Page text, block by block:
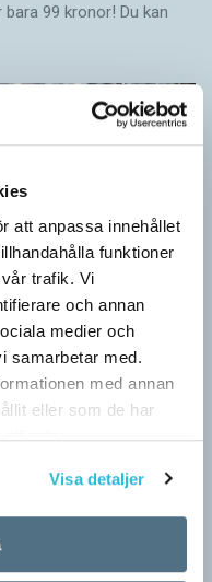
att anpassa innehållet
funktioner
trafik. Vi
och annan
medier och
samarbetar med.
med annan
eller som de har
tjänster.
Visa detaljer
99 kronor! Du kan
grundskola och
Leo Lust…